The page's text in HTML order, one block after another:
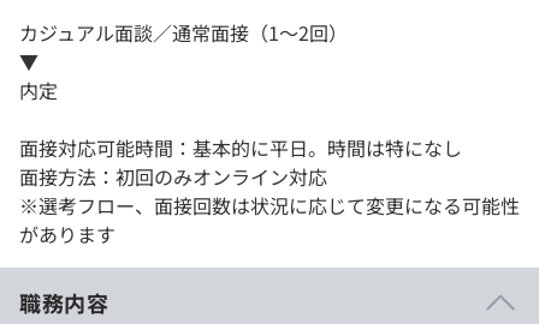
カジュアル面談／通常面接（1～2回）
▼
内定
面接対応可能時間：基本的に平日。時間は特になし
面接方法：初回のみオンライン対応
※選考フロー、面接回数は状況に応じて変更になる可能性
があります
職務内容